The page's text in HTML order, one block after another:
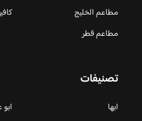
مطاعم الخليج
مطاعم قطر
تصنيفات
ابها